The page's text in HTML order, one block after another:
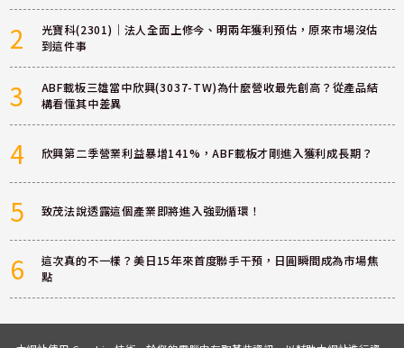
2
光寶科(2301)｜法人全面上修今、明兩年獲利預估，原來市場沒估
到這件事
3
ABF載板三雄當中欣興(3037-TW)為什麼營收最先創高？從產品結
構看懂其中差異
4 欣興第二季營業利益暴增141%，ABF載板才剛進入獲利成長期？
5 致茂法說透露這個產業即將進入強勁循環！
6
這次真的不一樣？美日15年來首度聯手干預，日圓瞬間成為市場焦
點